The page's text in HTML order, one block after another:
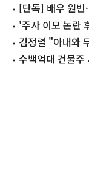
'깜짝'
[단독] 배우 원빈
'주사 이모 논란
김정렬 "아내와
수백억대 건물주